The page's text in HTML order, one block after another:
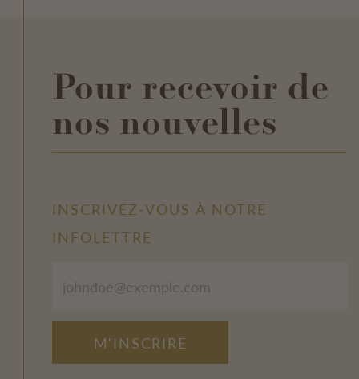
Pour recevoir de
nos nouvelles
INSCRIVEZ-VOUS À NOTRE
INFOLETTRE
M'INSCRIRE